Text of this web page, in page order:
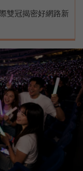
雙冠揭密好網路新